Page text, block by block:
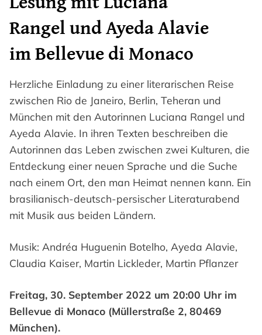
Rangel und Ayeda Alavie
im Bellevue di Monaco
Herzliche Einladung zu einer literarischen Reise
zwischen Rio de Janeiro, Berlin, Teheran und
München mit den Autorinnen Luciana Rangel und
Ayeda Alavie. In ihren Texten beschreiben die
Autorinnen das Leben zwischen zwei Kulturen, die
Entdeckung einer neuen Sprache und die Suche
nach einem Ort, den man Heimat nennen kann. Ein
brasilianisch-deutsch-persischer Literaturabend
mit Musik aus beiden Ländern.
Musik: Andréa Huguenin Botelho, Ayeda Alavie,
Claudia Kaiser, Martin Lickleder, Martin Pflanzer
Freitag, 30. September 2022 um 20:00 Uhr im
Bellevue di Monaco (Müllerstraße 2, 80469
München).